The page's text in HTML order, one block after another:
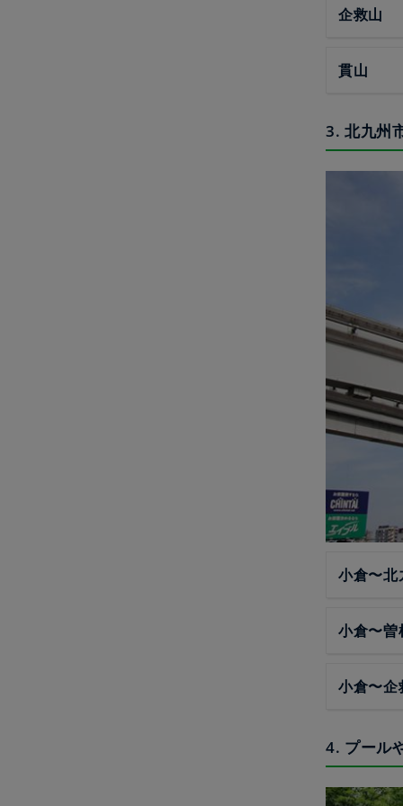
企救山
貫山
3. 北九州
小倉〜北
小倉〜曽
小倉〜企
4. プール